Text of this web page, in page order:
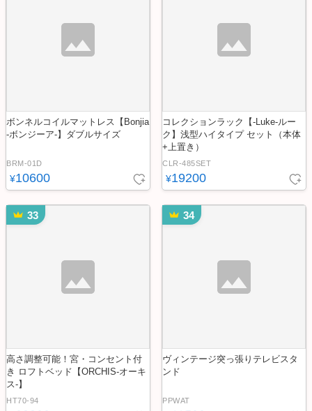
ボンネルコイルマットレス【Bonjia
-ボンジーア-】ダブルサイズ
BRM-01D
¥10600
コレクションラック【-Luke-ルー
ク】浅型ハイタイプ セット（本体
+上置き）
CLR-485SET
¥19200
33
高さ調整可能！宮・コンセント付
き ロフトベッド【ORCHIS-オーキ
ス-】
HT70-94
34
ヴィンテージ突っ張りテレビスタ
ンド
PPWAT